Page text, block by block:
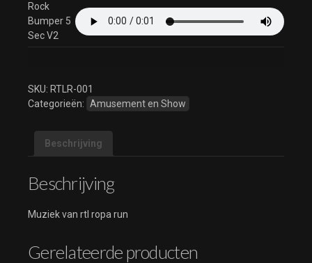
Rock
Bumper 5
Sec V2
SKU: RTLR-001
Categorieën: Amusement en Show
Beschrijving
Beschrijving
Muziek van rtl ropa run
Gerelateerde producten